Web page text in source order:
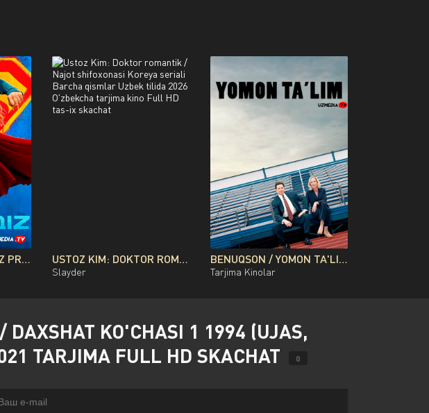
SUPERQIZ / SUPER QIZ PREMYERA DC FILMI UZBEK TILIDA O'ZBEKCHA 2026 TARJIMA KINO FULL HD TAS-IX SKACHAT USTOZ KIM: DOKTOR ROMANTIK / NAJOT SHIFOXONASI KOREYA SERIALI BARCHA QISMLAR UZBEK TILIDA 2026 O'ZBEKCHA TARJIMA KINO FULL HD TAS-IX SKACHAT
Slayder
BENUQSON / YOMON TA'LIM / NOTO‘G‘RI TA'LIM UZBEK TILIDA O'ZBEKCHA TARJIMA KINO 2019 FULL HD TAS-IX SKACHAT
Tarjima Kinolar
KO'CHASI 1 1994 (UJAS,
TARJIMA FULL HD SKACHAT
0